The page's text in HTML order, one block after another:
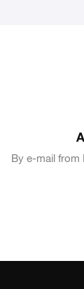
By e-mail from